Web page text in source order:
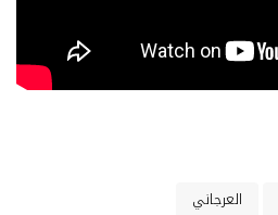
العرجاني